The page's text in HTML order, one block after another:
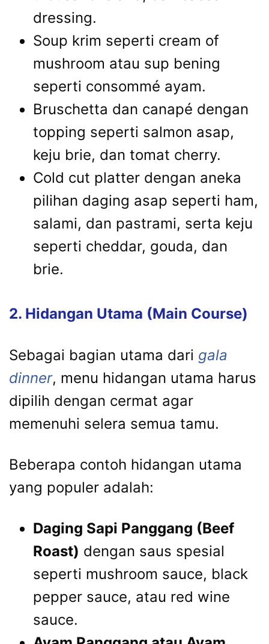
dressing.
Soup krim seperti cream of
mushroom atau sup bening
seperti consommé ayam.
Bruschetta dan canapé dengan
topping seperti salmon asap,
keju brie, dan tomat cherry.
Cold cut platter dengan aneka
pilihan daging asap seperti ham,
salami, dan pastrami, serta keju
seperti cheddar, gouda, dan
brie.
2. Hidangan Utama (Main Course)
Sebagai bagian utama dari gala
dinner, menu hidangan utama harus
dipilih dengan cermat agar
memenuhi selera semua tamu.
Beberapa contoh hidangan utama
yang populer adalah:
Daging Sapi Panggang (Beef
Roast) dengan saus spesial
seperti mushroom sauce, black
pepper sauce, atau red wine
sauce.